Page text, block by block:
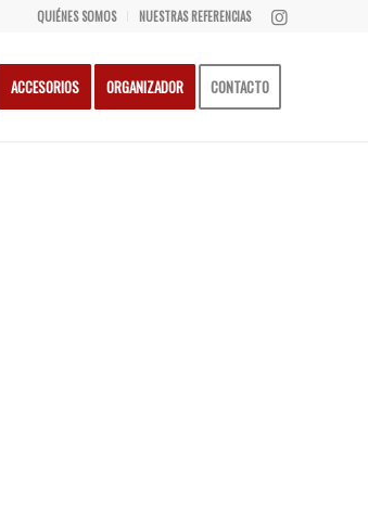
QUIÉNES SOMOS NUESTRAS REFERENCIAS
ACCESORIOS ORGANIZADOR CONTACTO